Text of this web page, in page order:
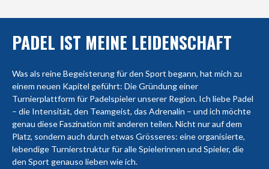
PADEL IST MEINE LEIDENSCHAFT
Was als reine Begeisterung für den Sport begann, hat mich zu
einem neuen Kapitel geführt: Die Gründung einer
Turnierplattform für Padelspieler unserer Region. Ich liebe Padel
– die Intensität, den Teamgeist, das Adrenalin – und ich möchte
genau diese Faszination mit anderen teilen. Nicht nur auf dem
Platz, sondern auch durch etwas Grösseres: eine organisierte,
lebendige Turnierstruktur für alle Spielerinnen und Spieler, die
den Sport genauso lieben wie ich.